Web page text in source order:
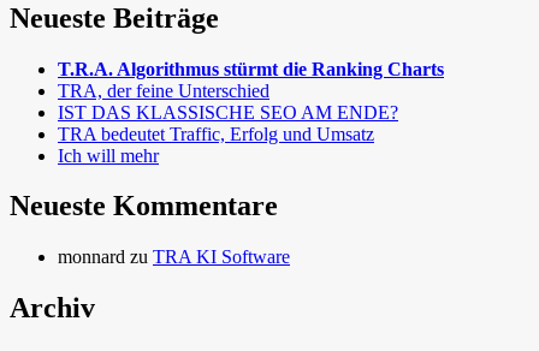
Neueste Beiträge
T.R.A. Algorithmus stürmt die Ranking Charts
TRA, der feine Unterschied
IST DAS KLASSISCHE SEO AM ENDE?
TRA bedeutet Traffic, Erfolg und Umsatz
Ich will mehr
Neueste Kommentare
monnard zu TRA KI Software
Archiv